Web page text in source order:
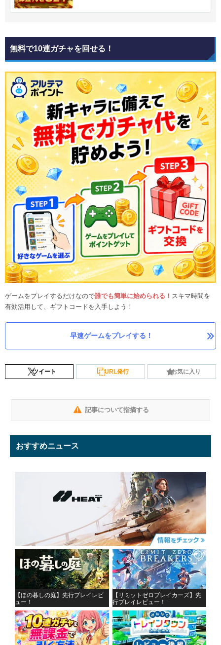
無料で10連ガチャを回せる！
ゲームをプレイするだけなので誰でも簡単に始められる！ スキマ時間を
有効活用して、ギフトコードを入手しよう！
早速ゲームをプレイする！
ツイート URL発行 お気に入り
記事について指摘する
おすすめニュース
【ほの暮しの庭】先行プレイレビ
ュー！
【リミットゼロブレイカーズ】先
行プレイレビュー！